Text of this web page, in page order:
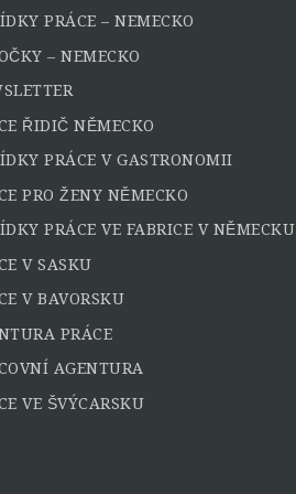
PRÁCE – NEMECKO
– NEMECKO
ŘIDIČ NĚMECKO
PRÁCE V GASTRONOMII
PRO ŽENY NĚMECKO
PRÁCE VE FABRICE V NĚMECKU
V SASKU
V BAVORSKU
PRÁCE
AGENTURA
VE ŠVÝCARSKU